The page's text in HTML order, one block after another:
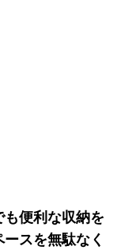
便利な収納を
スを無駄なく